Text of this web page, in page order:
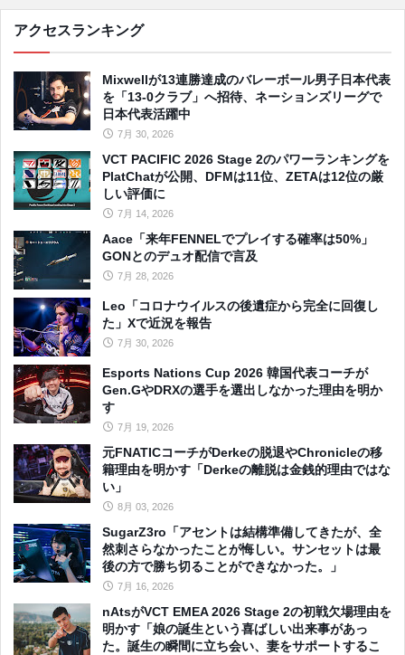
アクセスランキング
Mixwellが13連勝達成のバレーボール男子日本代表
を「13-0クラブ」へ招待、ネーションズリーグで
日本代表活躍中
7月 30, 2026
VCT PACIFIC 2026 Stage 2のパワーランキングを
PlatChatが公開、DFMは11位、ZETAは12位の厳
しい評価に
7月 14, 2026
Aace「来年FENNELでプレイする確率は50%」
GONとのデュオ配信で言及
7月 28, 2026
Leo「コロナウイルスの後遺症から完全に回復し
た」Xで近況を報告
7月 30, 2026
Esports Nations Cup 2026 韓国代表コーチが
Gen.GやDRXの選手を選出しなかった理由を明か
す
7月 19, 2026
元FNATICコーチがDerkeの脱退やChronicleの移
籍理由を明かす「Derkeの離脱は金銭的理由ではな
い」
8月 03, 2026
SugarZ3ro「アセントは結構準備してきたが、全
然刺さらなかったことが悔しい。サンセットは最
後の方で勝ち切ることができなかった。」
7月 16, 2026
nAtsがVCT EMEA 2026 Stage 2の初戦欠場理由を
明かす「娘の誕生という喜ばしい出来事があっ
た。誕生の瞬間に立ち会い、妻をサポートするこ